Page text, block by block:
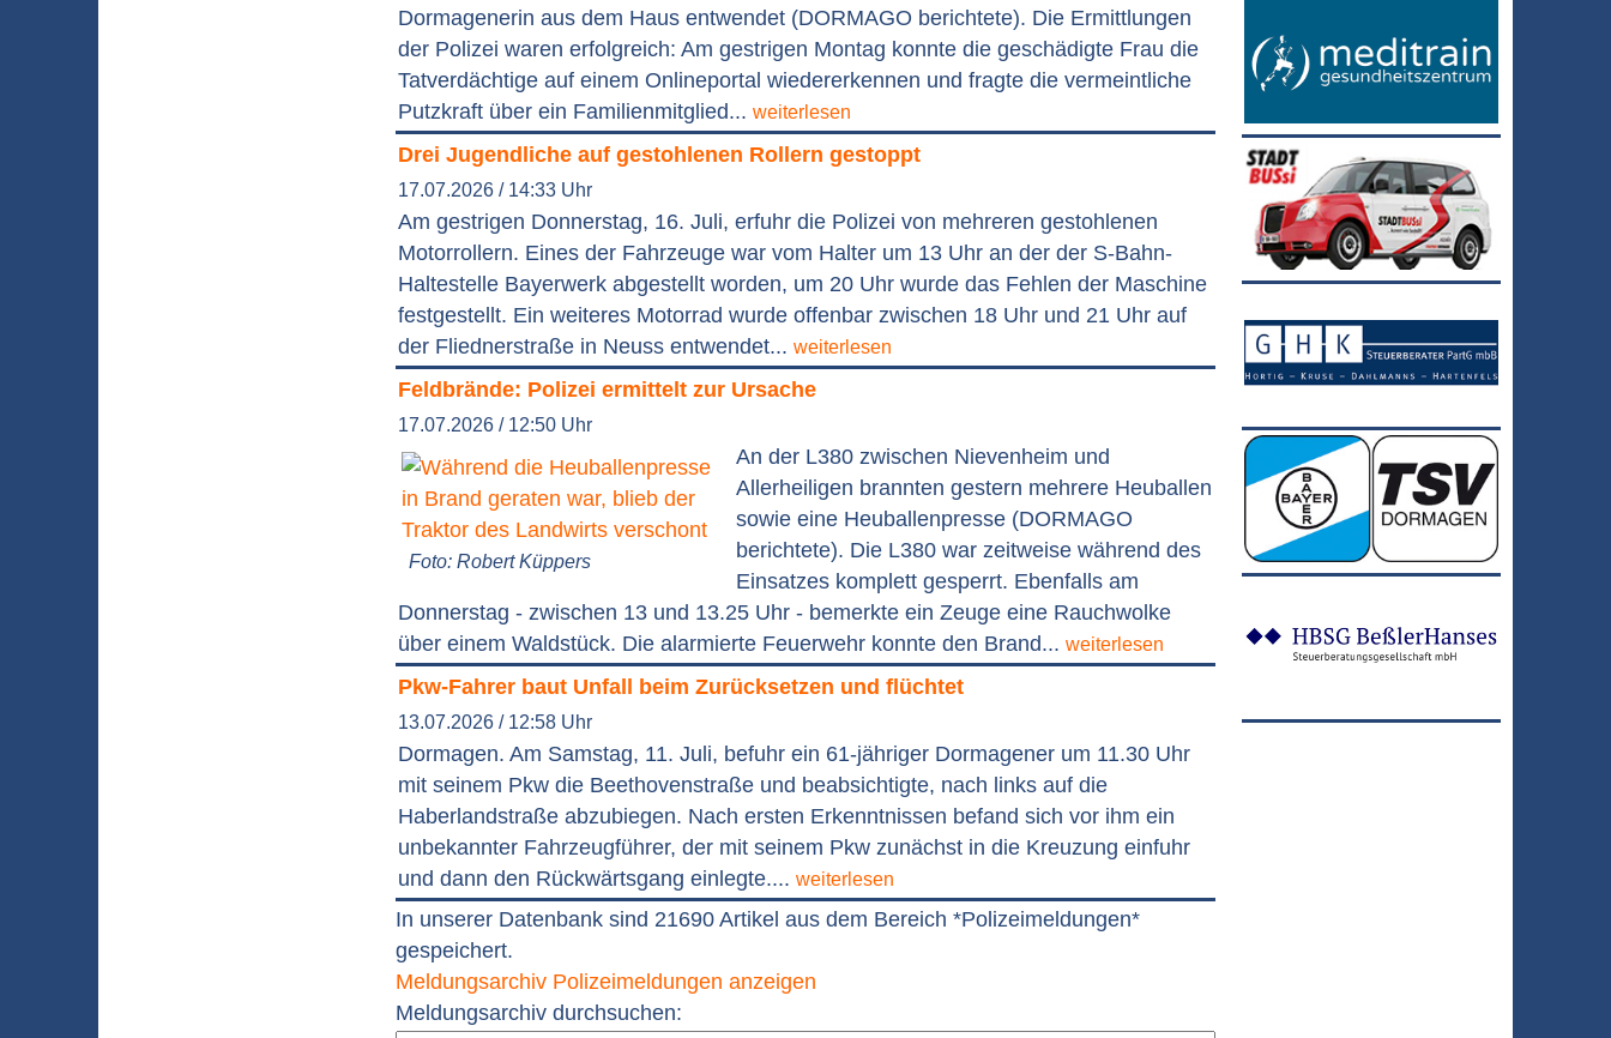
Dormagenerin aus dem Haus entwendet (DORMAGO berichtete). Die Ermittlungen
der Polizei waren erfolgreich: Am gestrigen Montag konnte die geschädigte Frau die
Tatverdächtige auf einem Onlineportal wiedererkennen und fragte die vermeintliche
Putzkraft über ein Familienmitglied... weiterlesen
Drei Jugendliche auf gestohlenen Rollern gestoppt
17.07.2026 / 14:33 Uhr
Am gestrigen Donnerstag, 16. Juli, erfuhr die Polizei von mehreren gestohlenen
Motorrollern. Eines der Fahrzeuge war vom Halter um 13 Uhr an der der S-Bahn-
Haltestelle Bayerwerk abgestellt worden, um 20 Uhr wurde das Fehlen der Maschine
festgestellt. Ein weiteres Motorrad wurde offenbar zwischen 18 Uhr und 21 Uhr auf
der Fliednerstraße in Neuss entwendet... weiterlesen
Feldbrände: Polizei ermittelt zur Ursache
17.07.2026 / 12:50 Uhr
Foto: Robert Küppers
An der L380 zwischen Nievenheim und
Allerheiligen brannten gestern mehrere Heuballen
sowie eine Heuballenpresse (DORMAGO
berichtete). Die L380 war zeitweise während des
Einsatzes komplett gesperrt. Ebenfalls am
Donnerstag - zwischen 13 und 13.25 Uhr - bemerkte ein Zeuge eine Rauchwolke
über einem Waldstück. Die alarmierte Feuerwehr konnte den Brand... weiterlesen
Pkw-Fahrer baut Unfall beim Zurücksetzen und flüchtet
13.07.2026 / 12:58 Uhr
Dormagen. Am Samstag, 11. Juli, befuhr ein 61-jähriger Dormagener um 11.30 Uhr
mit seinem Pkw die Beethovenstraße und beabsichtigte, nach links auf die
Haberlandstraße abzubiegen. Nach ersten Erkenntnissen befand sich vor ihm ein
unbekannter Fahrzeugführer, der mit seinem Pkw zunächst in die Kreuzung einfuhr
und dann den Rückwärtsgang einlegte.... weiterlesen
In unserer Datenbank sind 21690 Artikel aus dem Bereich *Polizeimeldungen*
gespeichert.
Meldungsarchiv Polizeimeldungen anzeigen
Meldungsarchiv durchsuchen: